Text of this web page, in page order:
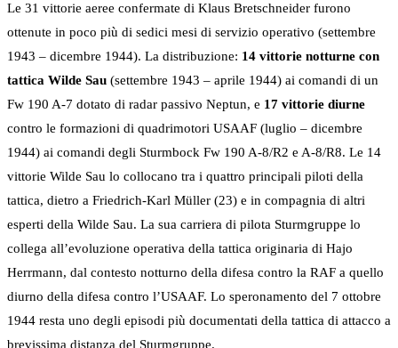
Le 31 vittorie aeree confermate di Klaus Bretschneider furono
ottenute in poco più di sedici mesi di servizio operativo (settembre
1943 – dicembre 1944). La distribuzione: 14 vittorie notturne con
tattica Wilde Sau (settembre 1943 – aprile 1944) ai comandi di un
Fw 190 A-7 dotato di radar passivo Neptun, e 17 vittorie diurne
contro le formazioni di quadrimotori USAAF (luglio – dicembre
1944) ai comandi degli Sturmbock Fw 190 A-8/R2 e A-8/R8. Le 14
vittorie Wilde Sau lo collocano tra i quattro principali piloti della
tattica, dietro a Friedrich-Karl Müller (23) e in compagnia di altri
esperti della Wilde Sau. La sua carriera di pilota Sturmgruppe lo
collega all’evoluzione operativa della tattica originaria di Hajo
Herrmann, dal contesto notturno della difesa contro la RAF a quello
diurno della difesa contro l’USAAF. Lo speronamento del 7 ottobre
1944 resta uno degli episodi più documentati della tattica di attacco a
brevissima distanza del Sturmgruppe.